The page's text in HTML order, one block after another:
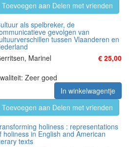
Toevoegen aan Delen met vrienden
als spelbreker, de
gevolgen van
tussen Vlaanderen en
Marinel
€ 25,00
Zeer goed
In winkelwagentje
Toevoegen aan Delen met vrienden
holiness : representations
holiness in English and American
texts